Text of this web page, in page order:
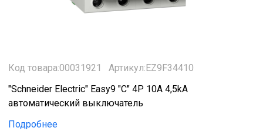
Код товара:00031921
Артикул:EZ9F34410
"Schneider Electric" Easy9 "C" 4P 10A 4,5kA
автоматический выключатель
Подробнее